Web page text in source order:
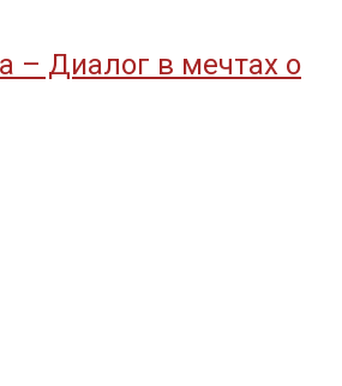
– Диалог в мечтах о